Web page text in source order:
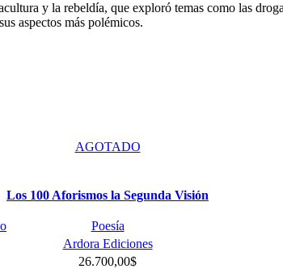
y la rebeldía, que exploró temas como las
aspectos más polémicos.
AGOTADO
Los 100 Aforismos la Segunda Visión
Poesía
Ardora Ediciones
26.700,00$